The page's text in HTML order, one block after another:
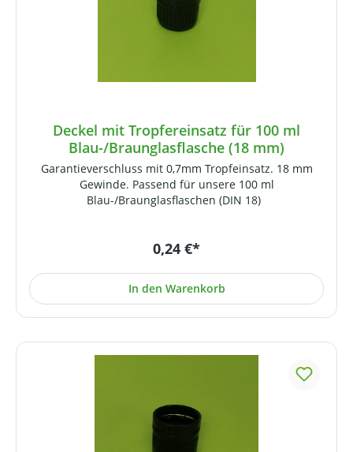
Deckel mit Tropfereinsatz für 100 ml
Blau-/Braunglasflasche (18 mm)
Garantieverschluss mit 0,7mm Tropfeinsatz. 18 mm
Gewinde. Passend für unsere 100 ml
Blau-/Braunglasflaschen (DIN 18)
0,24 €*
In den Warenkorb